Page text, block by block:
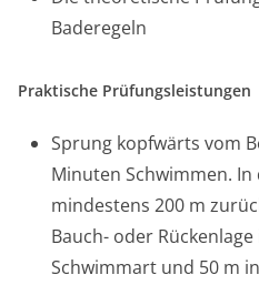
Baderegeln
Praktische Prüfungsleistungen
Sprung kopfwärts vom
Minuten Schwimmen. In
mindestens 200 m
Bauch- oder
Schwimmart und 50 m